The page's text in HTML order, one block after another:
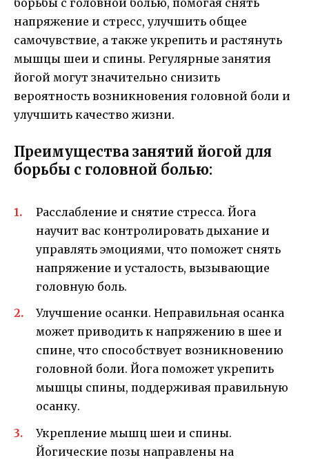
напряжение и стресс, улучшить общее
самочувствие, а также укрепить и растянуть
мышцы шеи и спины. Регулярные занятия
йогой могут значительно снизить
вероятность возникновения головной боли и
улучшить качество жизни.
Преимущества занятий йогой для
борьбы с головной болью:
Расслабление и снятие стресса. Йога
научит вас контролировать дыхание и
управлять эмоциями, что поможет снять
напряжение и усталость, вызывающие
головную боль.
Улучшение осанки. Неправильная осанка
может приводить к напряжению в шее и
спине, что способствует возникновению
головной боли. Йога поможет укрепить
мышцы спины, поддерживая правильную
осанку.
Укрепление мышц шеи и спины.
Йогические позы направлены на